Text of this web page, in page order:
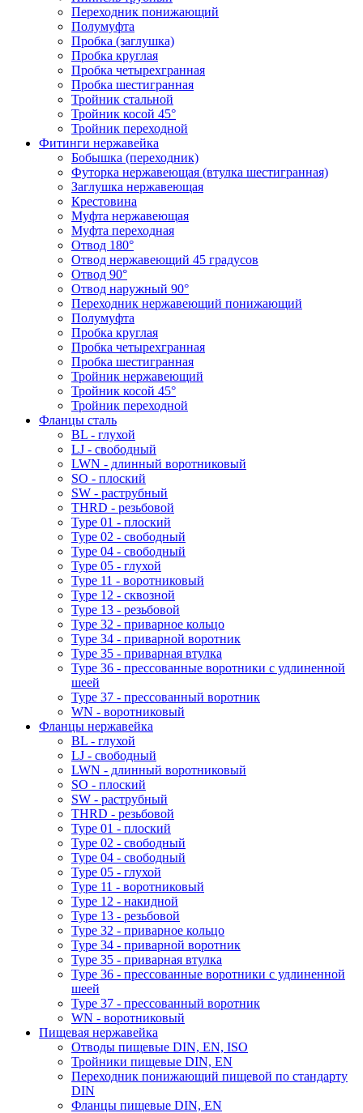
Переходник понижающий
Полумуфта
Пробка (заглушка)
Пробка круглая
Пробка четырехгранная
Пробка шестигранная
Тройник стальной
Тройник косой 45°
Тройник переходной
Фитинги нержавейка
Бобышка (переходник)
Футорка нержавеющая (втулка шестигранная)
Заглушка нержавеющая
Крестовина
Муфта нержавеющая
Муфта переходная
Отвод 180°
Отвод нержавеющий 45 градусов
Отвод 90°
Отвод наружный 90°
Переходник нержавеющий понижающий
Полумуфта
Пробка круглая
Пробка четырехгранная
Пробка шестигранная
Тройник нержавеющий
Тройник косой 45°
Тройник переходной
Фланцы сталь
BL - глухой
LJ - свободный
LWN - длинный воротниковый
SO - плоский
SW - раструбный
THRD - резьбовой
Type 01 - плоский
Type 02 - свободный
Type 04 - свободный
Type 05 - глухой
Type 11 - воротниковый
Type 12 - сквозной
Type 13 - резьбовой
Type 32 - приварное кольцо
Type 34 - приварной воротник
Type 35 - приварная втулка
Type 36 - прессованные воротники с удлиненной
шеей
Type 37 - прессованный воротник
WN - воротниковый
Фланцы нержавейка
BL - глухой
LJ - свободный
LWN - длинный воротниковый
SO - плоский
SW - раструбный
THRD - резьбовой
Type 01 - плоский
Type 02 - свободный
Type 04 - свободный
Type 05 - глухой
Type 11 - воротниковый
Type 12 - накидной
Type 13 - резьбовой
Type 32 - приварное кольцо
Type 34 - приварной воротник
Type 35 - приварная втулка
Type 36 - прессованные воротники с удлиненной
шеей
Type 37 - прессованный воротник
WN - воротниковый
Пищевая нержавейка
Отводы пищевые DIN, EN, ISO
Тройники пищевые DIN, EN
Переходник понижающий пищевой по стандарту
DIN
Фланцы пищевые DIN, EN